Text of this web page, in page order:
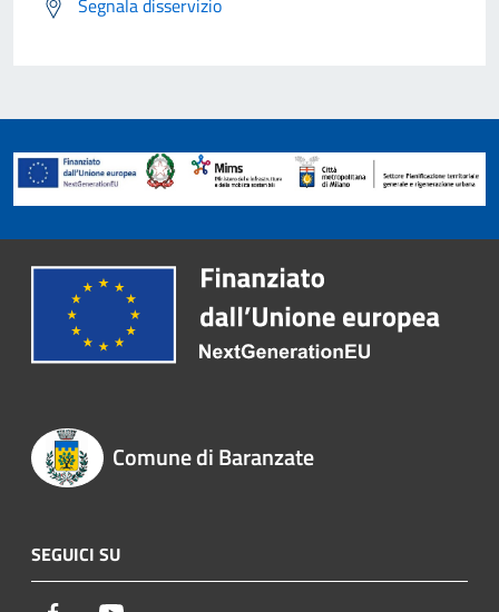
Segnala disservizio
Comune di Baranzate
SEGUICI SU